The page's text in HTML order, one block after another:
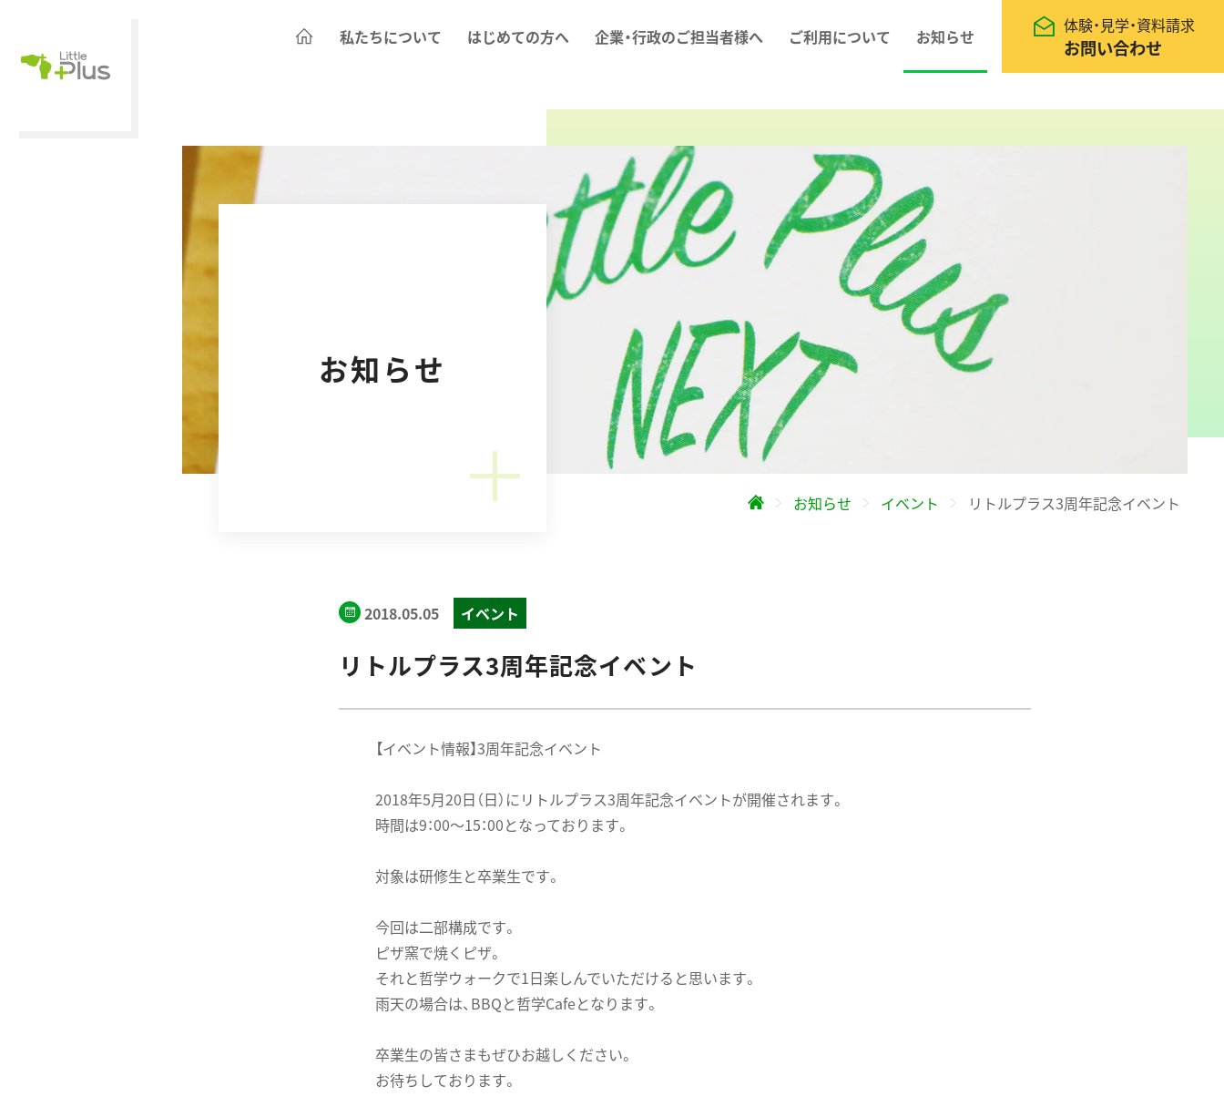
私たちについて はじめての方へ 企業・行政のご担当者様へ ご利用について お知らせ
体験・見学・資料請求
お問い合わせ
お知らせ
お知らせ イベント リトルプラス3周年記念イベント
2018.05.05 イベント
リトルプラス3周年記念イベント
【イベント情報】3周年記念イベント
2018年5月20日（日）にリトルプラス3周年記念イベントが開催されます。
時間は9：00〜15：00となっております。
対象は研修生と卒業生です。
今回は二部構成です。
ピザ窯で焼くピザ。
それと哲学ウォークで1日楽しんでいただけると思います。
雨天の場合は、BBQと哲学Cafeとなります。
卒業生の皆さまもぜひお越しください。
お待ちしております。